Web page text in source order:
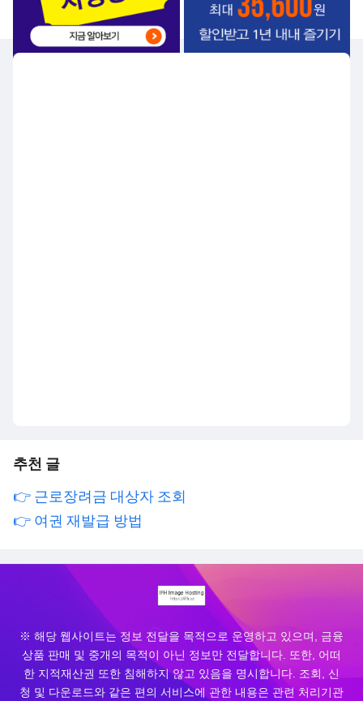
추천 글
👉 근로장려금 대상자 조회
👉 여권 재발급 방법
※ 해당 웹사이트는 정보 전달을 목적으로 운영하고 있으며, 금융
상품 판매 및 중개의 목적이 아닌 정보만 전달합니다. 또한, 어떠
한 지적재산권 또한 침해하지 않고 있음을 명시합니다. 조회, 신
청 및 다운로드와 같은 편의 서비스에 관한 내용은 관련 처리기관